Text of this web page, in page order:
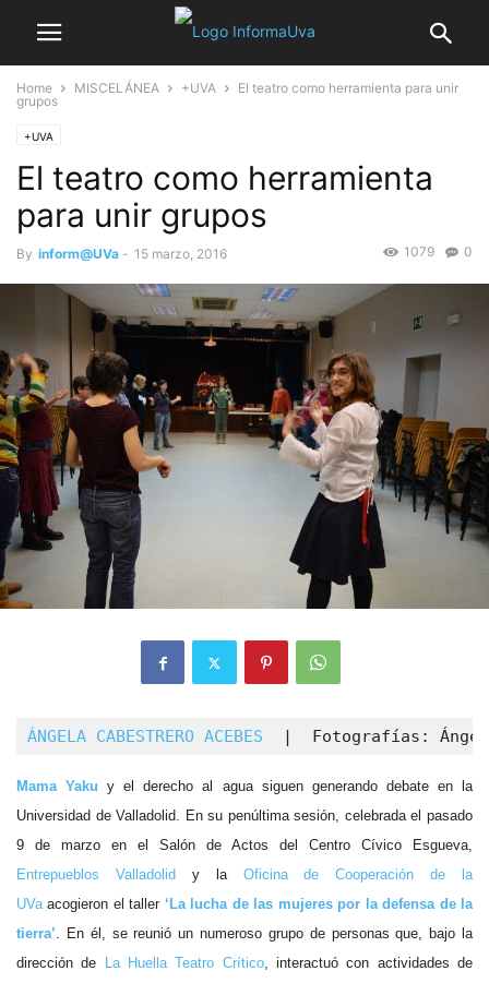
Home MISCELÁNEA +UVA
El teatro como herramienta para unir
grupos
+UVA
El teatro como herramienta
para unir grupos
By inform@UVa - 15 marzo, 2016 0
1079
ÁNGELA CABESTRERO ACEBES |  Fotografías:
Mama Yaku
y el derecho al agua siguen generando debate en la
Universidad de Valladolid. En su penúltima sesión, celebrada el pasado
9 de marzo en el Salón de Actos del Centro Cívico Esgueva,
Entrepueblos Valladolid y la Oficina de Cooperación de la
UVaacogieron el taller ‘La lucha de las mujeres por la defensa de la
tierra’. En él, se reunió un numeroso grupo de personas que, bajo la
dirección de La Huella Teatro Crítico, interactuó con actividades de